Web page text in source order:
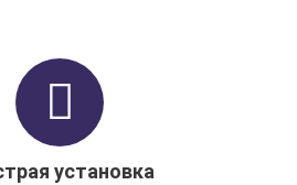
установка